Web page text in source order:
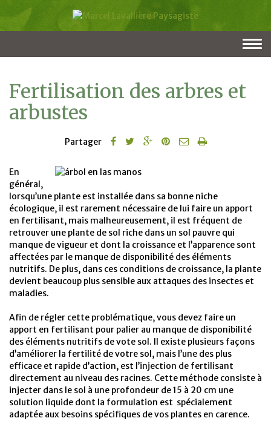
Fertilisation des arbres et
arbustes
Partager
En
général,
lorsqu’une plante est installée dans sa bonne niche
écologique, il est rarement nécessaire de lui faire un apport
en fertilisant, mais malheureusement, il est fréquent de
retrouver une plante de sol riche dans un sol pauvre qui
manque de vigueur et dont la croissance et l’apparence sont
affectées par le manque de disponibilité des éléments
nutritifs. De plus, dans ces conditions de croissance, la plante
devient beaucoup plus sensible aux attaques des insectes et
maladies.
Afin de régler cette problématique, vous devez faire un
apport en fertilisant pour palier au manque de disponibilité
des éléments nutritifs de vote sol. Il existe plusieurs façons
d’améliorer la fertilité de votre sol, mais l’une des plus
efficace et rapide d’action, est l’injection de fertilisant
directement au niveau des racines. Cette méthode consiste à
injecter dans le sol à une profondeur de 15 à 20 cm une
solution liquide dont la formulation est spécialement
adaptée aux besoins spécifiques de vos plantes en carence.